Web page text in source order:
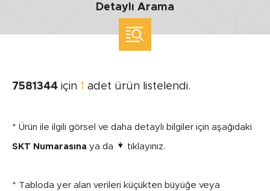
Detaylı Arama
ölçü ile arama yap
SEGMENT
7581344 için 1 adet ürün listelendi.
* Ürün ile ilgili görsel ve daha detaylı bilgiler için aşağıdaki
SKT Numarasına ya da tıklayınız.
* Tabloda yer alan verileri küçükten büyüğe veya